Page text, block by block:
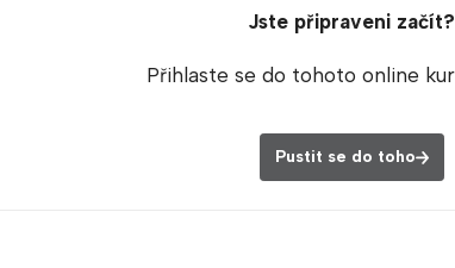
Jste připraveni začít?
Přihlaste se do tohoto online
Pustit se do toho